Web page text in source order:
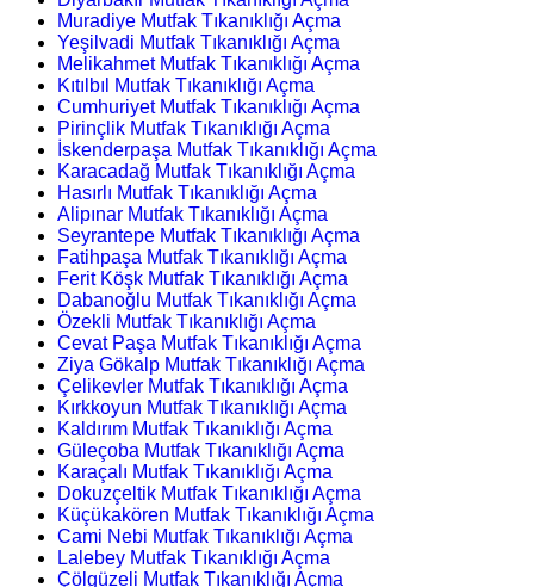
Muradiye Mutfak Tıkanıklığı Açma
Yeşilvadi Mutfak Tıkanıklığı Açma
Melikahmet Mutfak Tıkanıklığı Açma
Kıtılbıl Mutfak Tıkanıklığı Açma
Cumhuriyet Mutfak Tıkanıklığı Açma
Pirinçlik Mutfak Tıkanıklığı Açma
İskenderpaşa Mutfak Tıkanıklığı Açma
Karacadağ Mutfak Tıkanıklığı Açma
Hasırlı Mutfak Tıkanıklığı Açma
Alipınar Mutfak Tıkanıklığı Açma
Seyrantepe Mutfak Tıkanıklığı Açma
Fatihpaşa Mutfak Tıkanıklığı Açma
Ferit Köşk Mutfak Tıkanıklığı Açma
Dabanoğlu Mutfak Tıkanıklığı Açma
Özekli Mutfak Tıkanıklığı Açma
Cevat Paşa Mutfak Tıkanıklığı Açma
Ziya Gökalp Mutfak Tıkanıklığı Açma
Çelikevler Mutfak Tıkanıklığı Açma
Kırkkoyun Mutfak Tıkanıklığı Açma
Kaldırım Mutfak Tıkanıklığı Açma
Güleçoba Mutfak Tıkanıklığı Açma
Karaçalı Mutfak Tıkanıklığı Açma
Dokuzçeltik Mutfak Tıkanıklığı Açma
Küçükakören Mutfak Tıkanıklığı Açma
Cami Nebi Mutfak Tıkanıklığı Açma
Lalebey Mutfak Tıkanıklığı Açma
Çölgüzeli Mutfak Tıkanıklığı Açma